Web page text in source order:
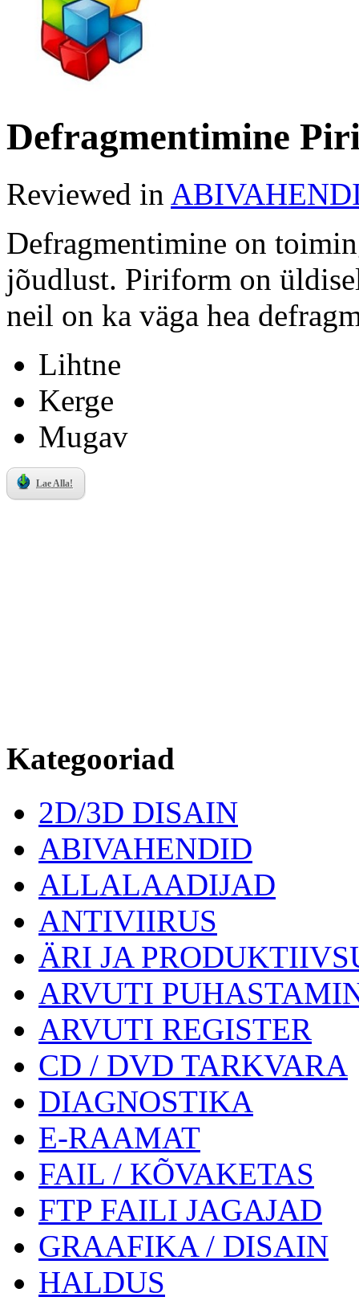
Defragmentimine
Reviewed in
Defragmentimine on
jõudlust. Piriform on
neil on ka väga hea
Lihtne
Kerge
Mugav
Lae Alla!
Kategooriad
2D/3D DISAIN
ABIVAHENDID
ALLALAADIJAD
ANTIVIIRUS
ÄRI JA
ARVUTI
ARVUTI REGISTER
CD / DVD TARKVARA
DIAGNOSTIKA
E-RAAMAT
FAIL / KÕVAKETAS
FTP FAILI JAGAJAD
GRAAFIKA / DISAIN
HALDUS